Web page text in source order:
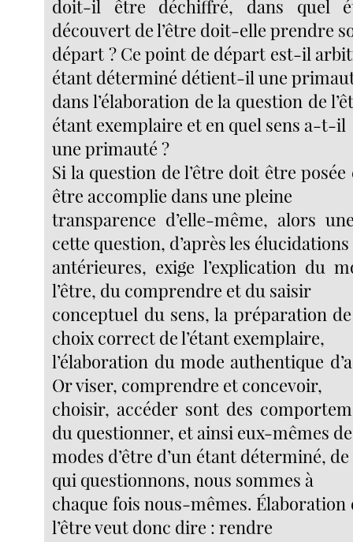
doit-il être déchiffré, dans quel
découvert de l’être doit-elle prendre
départ ? Ce point de départ est-il
étant déterminé détient-il une
dans l’élaboration de la question de
étant exemplaire et en quel sens a-t-il
une primauté ?
Si la question de l’être doit être
être accomplie dans une pleine
transparence d’elle-même, alors
cette question, d’après les élucidations
antérieures, exige l’explication du
l’être, du comprendre et du saisir
conceptuel du sens, la préparation
choix correct de l’étant exemplaire,
l’élaboration du mode authentique
Or viser, comprendre et concevoir,
choisir, accéder sont des
du questionner, et ainsi eux-mêmes
modes d’être d’un étant déterminé, de
qui questionnons, nous sommes à
chaque fois nous-mêmes. Élaboration
l’être veut donc dire : rendre